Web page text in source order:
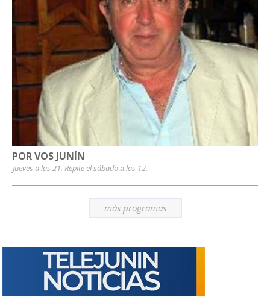
POR VOS JUNÍN
Jueves a las 21. Repite el sábado a las 12.
más programas